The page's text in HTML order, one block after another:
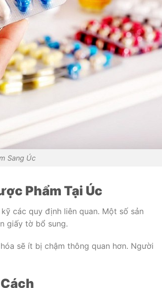
Sang Úc
Phẩm Tại Úc
các quy định liên quan. Một số sản
giấy tờ bổ sung.
sẽ ít bị chậm thông quan hơn. Người